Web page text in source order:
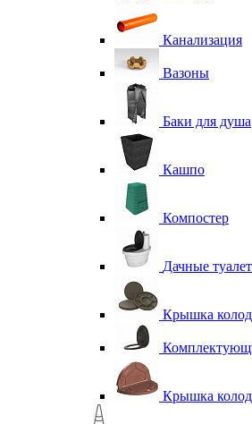
Канализация
Вазоны
Баки для душа
Кашпо
Компостер
Дачные
Крышка
Крышка